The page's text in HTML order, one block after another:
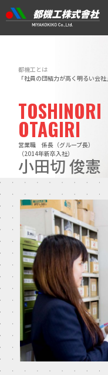
会社案内
トップメッセージ・社
会社概要
沿革
事業所アクセス
CSR・ISOの取り組みに
事業内容
TFPについて
取扱商品・メーカー
主力取扱商品一覧
取扱メーカー一覧
都機工とは
「社員の団結力が高く明るい会社
TOSHINORI
OTAGIRI
営業職 係長（グループ長）
（2014年新卒入社）
小田切 俊憲